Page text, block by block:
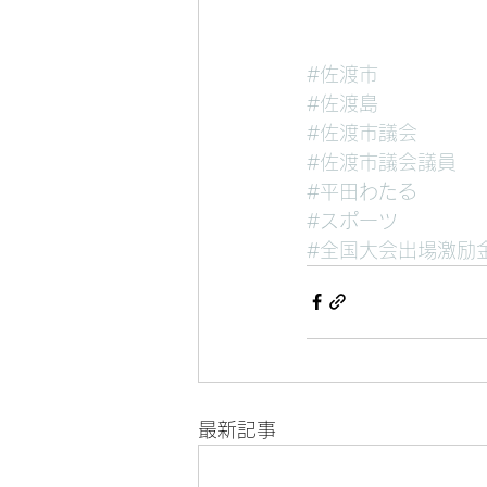
#佐渡市
#佐渡島
#佐渡市議会
#佐渡市議会議員
#平田わたる
#スポーツ
#全国大会出場激励
最新記事